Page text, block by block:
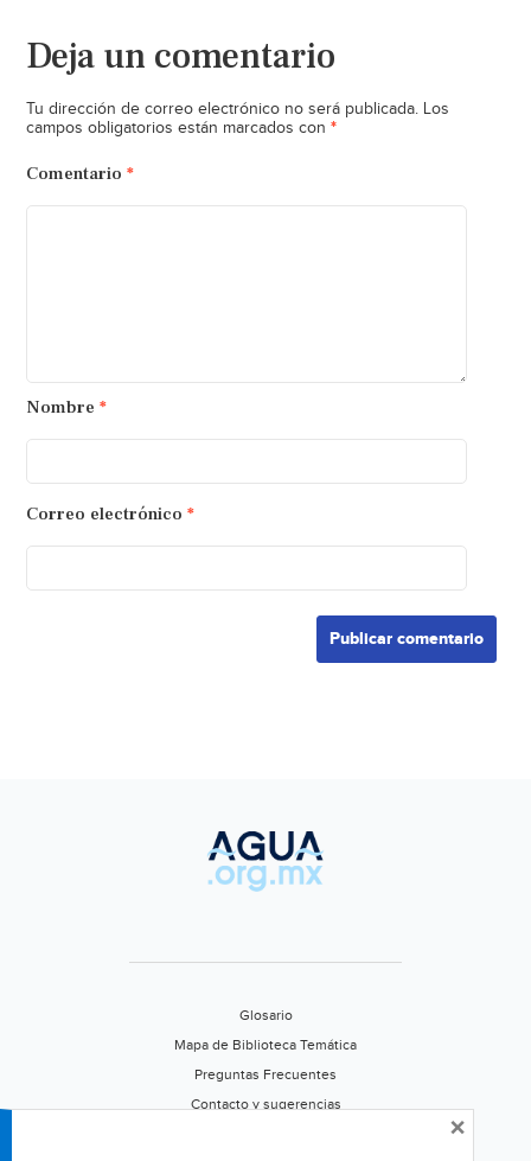
Deja un comentario
Tu dirección de correo electrónico no será publicada. Los
campos obligatorios están marcados con *
Comentario *
Nombre *
Correo electrónico *
Glosario
Mapa de Biblioteca Temática
Preguntas Frecuentes
Contacto y sugerencias
×